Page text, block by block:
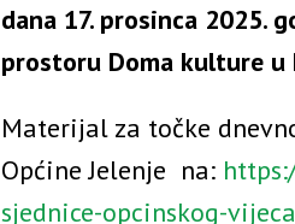
dana 17. prosinca 2025.
prostoru Doma kulture u
Materijal za točke
Općine Jelenje na:
sjednice-opcinskog-